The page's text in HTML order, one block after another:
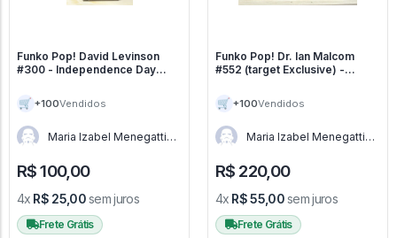
Funko Pop! David Levinson
#300 - Independence Day
🛒 +100Vendidos
Maria Izabel Menegatti
R$ 100,00
4x R$ 25,00sem juros
Frete Grátis
Funko Pop! Dr. Ian Malcom
#552 (target Exclusive) -
🛒 +100Vendidos
Maria Izabel Menegatti
R$ 220,00
4x R$ 55,00sem juros
Frete Grátis